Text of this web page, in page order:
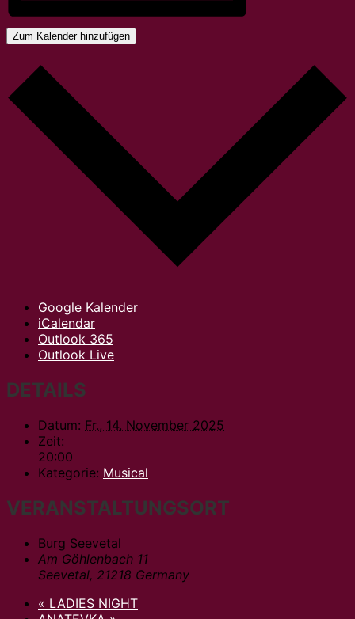
Zum Kalender hinzufügen
Google Kalender
iCalendar
Outlook 365
Outlook Live
DETAILS
Datum: Fr., 14. November 2025
Zeit:
20:00
Kategorie: Musical
VERANSTALTUNGSORT
Burg Seevetal
Am Göhlenbach 11
Seevetal, 21218 Germany
« LADIES NIGHT